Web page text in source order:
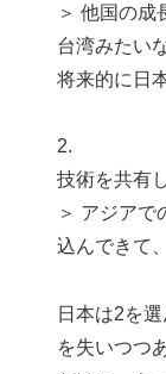
＞ 他国の成
台湾みたい
将来的に日
2.
技術を共有
＞ アジアで
込んできて
日本は2を
を失いつつ